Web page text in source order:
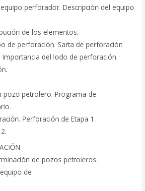
perforador. Descripción del equipo
de los elementos.
de perforación. Sarta de perforación
Importancia del lodo de perforación.
pozo petrolero. Programa de
Perforación de Etapa 1.
de pozos petroleros.
de